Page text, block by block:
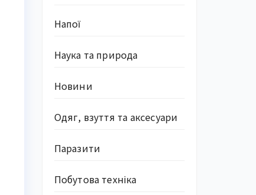
Напої
Наука та природа
Новини
Одяг, взуття та аксесуари
Паразити
Побутова техніка